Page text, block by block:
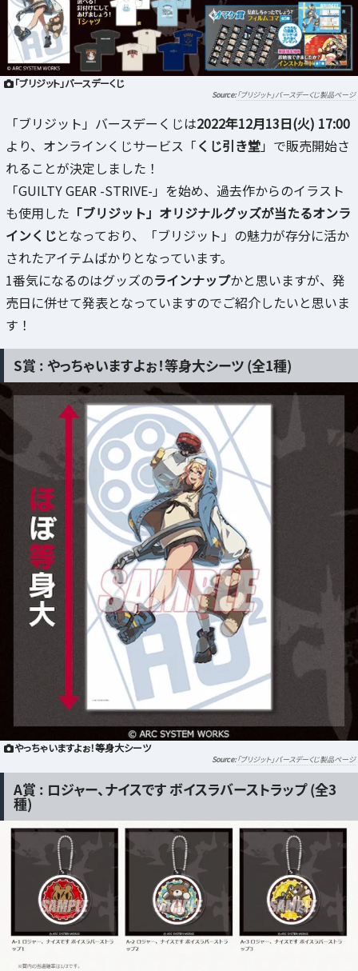
「ブリジット」バースデーくじ
「ブリジット」バースデーくじ製品ページ
「ブリジット」バースデーくじは2022年12月13日(火) 17:00
より、オンラインくじサービス「くじ引き堂」で販売開始さ
れることが決定しました！
「GUILTY GEAR -STRIVE-」を始め、過去作からのイラスト
も使用した 「ブリジット」オリジナルグッズが当たるオンラ
インくじとなっており、「ブリジット」の魅力が存分に活か
されたアイテムばかりとなっています。
1番気になるのはグッズのラインナップかと思いますが、発
売日に併せて発表となっていますのでご紹介したいと思いま
す！
S賞 : やっちゃいますよぉ！等身大シーツ (全1種)
やっちゃいますよぉ！等身大シーツ
「ブリジット」バースデーくじ製品ページ
A賞 : ロジャー、ナイスです ボイスラバーストラップ (全3
種)